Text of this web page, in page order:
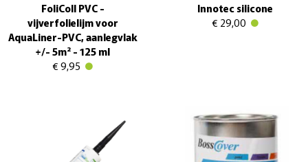
FoliColl PVC -
vijverfolielijm voor
AquaLiner-PVC, aanlegvlak
+/- 5m² - 125 ml
€ 9,95
Innotec silicone
€ 29,00